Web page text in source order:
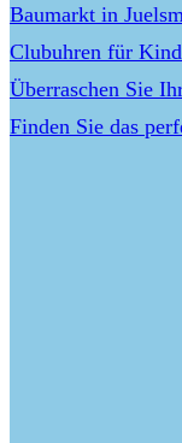
Baumarkt in
Clubuhren für
Überraschen Sie
Finden Sie das